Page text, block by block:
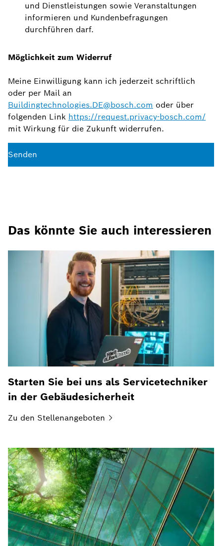
und Dienstleistungen sowie Veranstaltungen
informieren und Kundenbefragungen
durchführen darf.
Möglichkeit zum Widerruf
Meine Einwilligung kann ich jederzeit schriftlich
oder per Mail an
Buildingtechnologies.DE@bosch.com oder über
folgenden Link https://request.privacy-bosch.com/
mit Wirkung für die Zukunft widerrufen.
Senden
Das könnte Sie auch interessieren
Starten Sie bei uns als Servicetechniker
in der Gebäudesicherheit
Zu den Stellenangeboten